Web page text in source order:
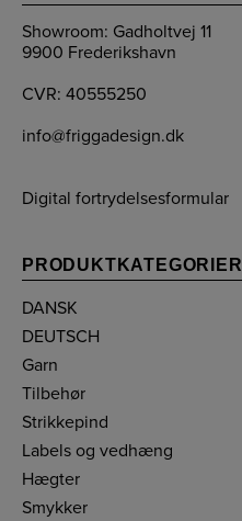
Showroom: Gadholtvej 11
9900 Frederikshavn
CVR: 40555250
info@friggadesign.dk
Digital fortrydelsesformular
PRODUKTKATEGORIER
DANSK
DEUTSCH
Garn
Tilbehør
Strikkepind
Labels og vedhæng
Hægter
Smykker